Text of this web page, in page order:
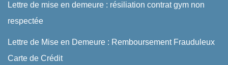
Lettre de mise en demeure : résiliation contrat gym non
respectée
Lettre de Mise en Demeure : Remboursement Frauduleux
Carte de Crédit